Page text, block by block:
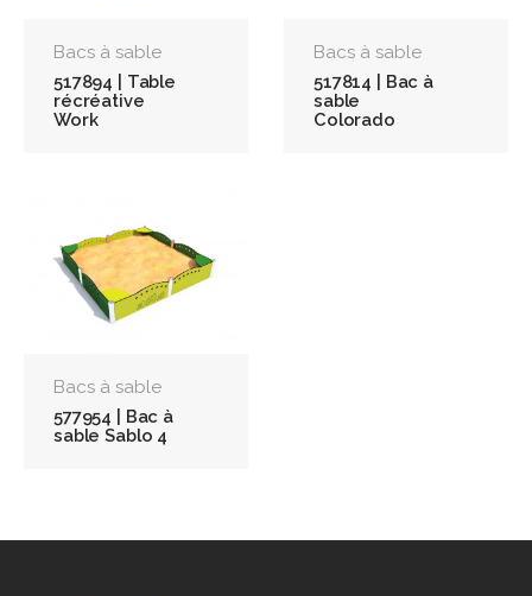
Bacs à sable
517894 | Table
récréative
Work
Bacs à sable
517814 | Bac à
sable
Colorado
Bacs à sable
577954 | Bac à
sable Sablo 4